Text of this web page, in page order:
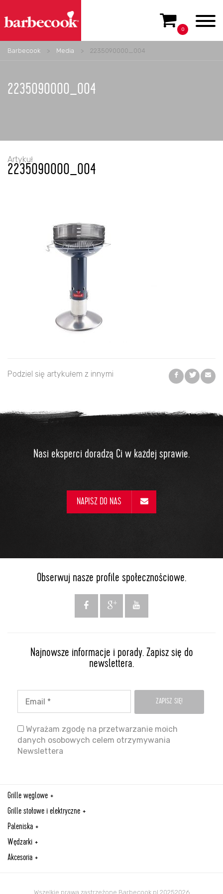
0
Barbecook > Media > 2235090000_004
2235090000_004
Artykuł
2235090000_004
Podziel się artykułem z innymi
Nasi eksperci doradzą Ci w każdej sprawie.
NAPISZ DO NAS
Obserwuj nasze profile społecznościowe.
Najnowsze informacje i porady. Zapisz się do
newslettera.
Wyrażam zgodę na przetwarzanie moich
danych osobowych celem otrzymywania
Newslettera
Grille węglowe
Grille stołowe i elektryczne
Paleniska
Wędzarki
Akcesoria
Wszelkie prawa zastrzeżone Barbecook.pl 20252026